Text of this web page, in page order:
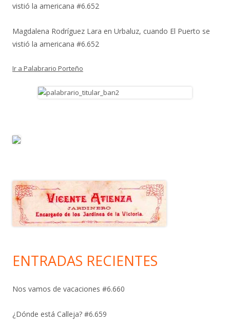
vistió la americana #6.652
Magdalena Rodríguez Lara en Urbaluz, cuando El Puerto se
vistió la americana #6.652
Ir a Palabrario Porteño
ENTRADAS RECIENTES
Nos vamos de vacaciones #6.660
¿Dónde está Calleja? #6.659